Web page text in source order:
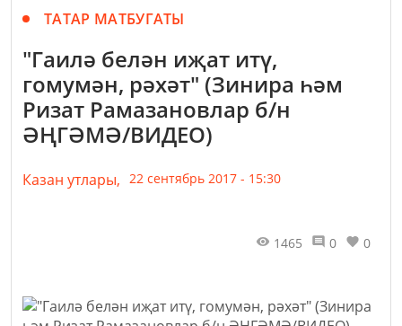
ТАТАР МАТБУГАТЫ
"Гаилә белән иҗат итү,
гомумән, рәхәт" (Зинира һәм
Ризат Рамазановлар б/н
ӘҢГӘМӘ/ВИДЕО)
Казан утлары, 22 сентябрь 2017 - 15:30
1465 0 0